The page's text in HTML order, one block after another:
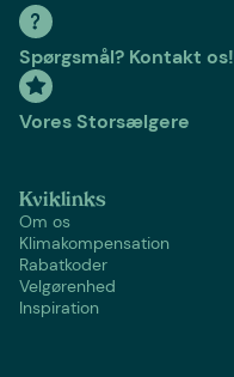
Spørgsmål? Kontakt os!
Vores Storsælgere
Kviklinks
Om os
Klimakompensation
Rabatkoder
Velgørenhed
Inspiration